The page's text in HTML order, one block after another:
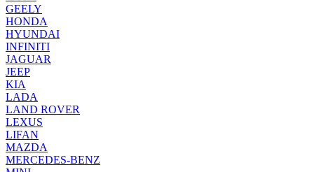
GEELY
HONDA
HYUNDAI
INFINITI
JAGUAR
JEEP
KIA
LADA
LAND ROVER
LEXUS
LIFAN
MAZDA
MERCEDES-BENZ